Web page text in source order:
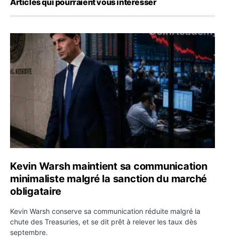
Kevin Warsh maintient sa communication minimaliste
Kevin Warsh maintient sa communication
minimaliste malgré la sanction du marché
obligataire
Kevin Warsh conserve sa communication réduite malgré la
chute des Treasuries, et se dit prêt à relever les taux dès
septembre.